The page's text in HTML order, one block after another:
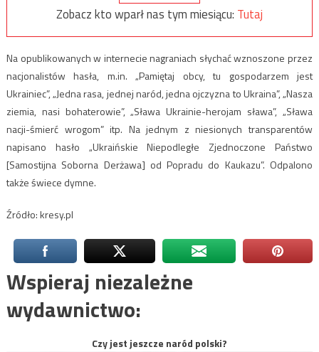
Zobacz kto wparł nas tym miesiącu: Tutaj
Na opublikowanych w internecie nagraniach słychać wznoszone przez
nacjonalistów hasła, m.in. „Pamiętaj obcy, tu gospodarzem jest
Ukrainiec”, „Jedna rasa, jednej naród, jedna ojczyzna to Ukraina”, „Nasza
ziemia, nasi bohaterowie”, „Sława Ukrainie-herojam sława”, „Sława
nacji-śmierć wrogom” itp. Na jednym z niesionych transparentów
napisano hasło „Ukraińskie Niepodległe Zjednoczone Państwo
[Samostijna Soborna Derżawa] od Popradu do Kaukazu”. Odpalono
także świece dymne.
Źródło: kresy.pl
Wspieraj niezależne
wydawnictwo:
Czy jest jeszcze naród polski?